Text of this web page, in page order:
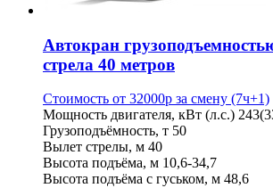
Автокран
стрела 40 метров
Стоимость от 32000p за смену (7ч+1)
Мощность двигателя, кВт (л.с.)
Грузоподъёмность, т 50
Вылет стрелы, м 40
Высота подъёма, м 10,6-34,7
Высота подъёма с гуськом, м 48,6